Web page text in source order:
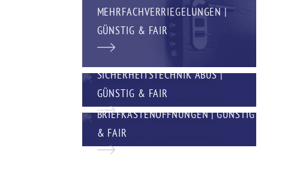
MEHRFACHVERRIEGELUNGEN |
GÜNSTIG & FAIR
SICHERHEITSTECHNIK ABUS |
GÜNSTIG & FAIR
BRIEFKASTENÖFFNUNGEN | GÜNSTIG
& FAIR